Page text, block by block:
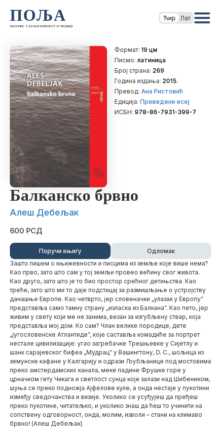
ПОЉА
часопис за књижевност и теорију
Ћир Лат
Формат: 19 цм
Писмо: латиница
Број страна: 269
Година издања: 2015.
Превод: Ана Ристовић
Едиција: Преведени есеј
ИСБН: 978-86-7931-399-7
Балканско брвно
Алеш Дебељак
600 РСД
Поручи књигу
Одломак
Зашто пишем о књижевности и писцима из земље које више нема?
Као прво, зато што сам у тој земљи провео већину свог живота.
Као друго, зато што је то био простор срећног детињства. Као
треће, зато што ми то даје подстицај за размишљање о устројству
данашње Европе. Као четврто, јер словеначки „улазак у Европу”
представља само тамну страну „изласка из Балкана”. Као пето, јер
живим у свету који ме не занима, везан за изгубљену ствар, која
представља мој дом. Ко сам? Члан велике породице, дете
„југословенске Атлантиде”, које саставља комадиће за портрет
нестале цивилизације: угао загребачке Трешњевке у Сијетлу и
шанк сарајевског бифеа „Мудрац” у Вашингтону, D. C., шољица из
земунске кафане у Калгарију и одрази Љубљанице под мостовима
преко амстердамских канала, меке падине Фрушке горе у
црначком гету Чикага и светлост сунца које залази над Шибеником,
шуња се преко подножја Ајфелове куле, а онда нестаје у пукотини
између сведочанства и визије. Уколико се усуђујеш да пређеш
преко пукотине, читатељко, и уколико знаш да ћеш то учинити на
сопствену одговорност, онда, молим, изволи – стани на климаво
брвно! (Алеш Дебељак)